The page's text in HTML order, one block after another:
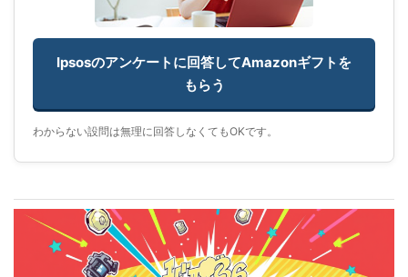
Ipsosのアンケートに回答してAmazonギフトを
もらう
わからない設問は無理に回答しなくてもOKです。